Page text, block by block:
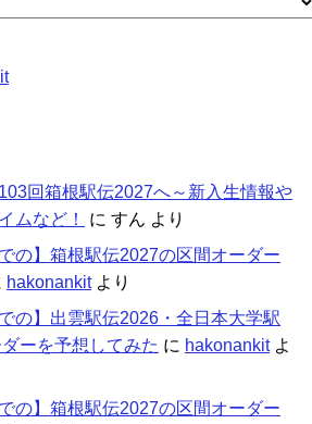
回箱根駅伝2027へ～新入生情報や
ムなど！
に すん より
の】箱根駅伝2027の区間オーダー
hakonankitより
の】出雲駅伝2026・全日本大学駅
ーを予想してみた に hakonankitよ
の】箱根駅伝2027の区間オーダー